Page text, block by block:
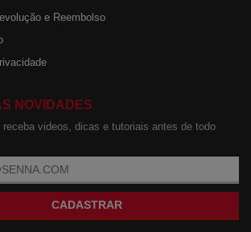
e Reembolso
NOVIDADES
receba videos, dicas e tutoriais antes de todo
CADASTRAR